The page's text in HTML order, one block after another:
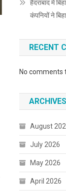
हैदराबाद में
कंपनियों ने
RECENT
No comments
ARCHIVES
August
July 2026
May 2026
April 2026